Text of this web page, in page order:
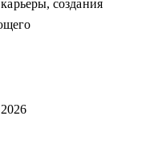
создания